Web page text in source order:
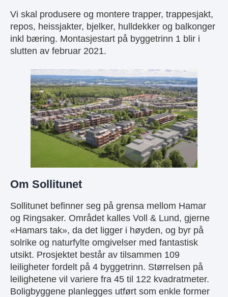
Vi skal produsere og montere trapper, trappesjakt,
repos, heissjakter, bjelker, hulldekker og balkonger
inkl bæring. Montasjestart på byggetrinn 1 blir i
slutten av februar 2021.
Om Sollitunet
Sollitunet befinner seg på grensa mellom Hamar
og Ringsaker. Området kalles Voll & Lund, gjerne
«Hamars tak», da det ligger i høyden, og byr på
solrike og naturfylte omgivelser med fantastisk
utsikt. Prosjektet består av tilsammen 109
leiligheter fordelt på 4 byggetrinn. Størrelsen på
leilighetene vil variere fra 45 til 122 kvadratmeter.
Boligbyggene planlegges utført som enkle former